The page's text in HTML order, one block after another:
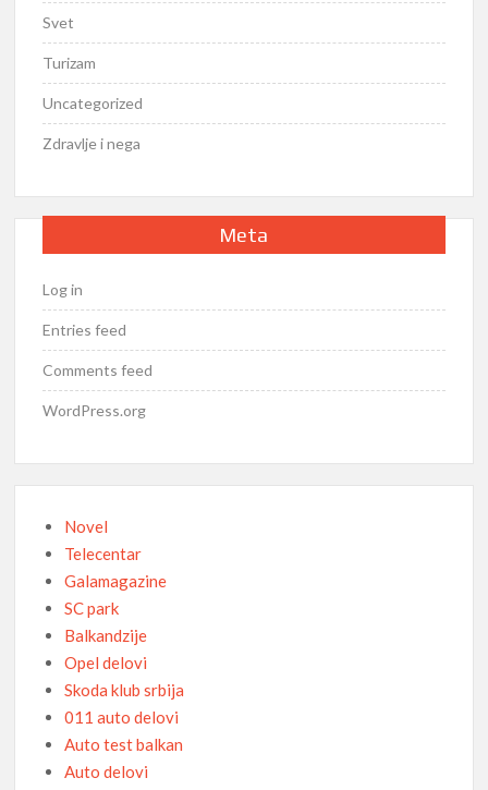
Svet
Turizam
Uncategorized
Zdravlje i nega
Meta
Log in
Entries feed
Comments feed
WordPress.org
Novel
Telecentar
Galamagazine
SC park
Balkandzije
Opel delovi
Skoda klub srbija
011 auto delovi
Auto test balkan
Auto delovi